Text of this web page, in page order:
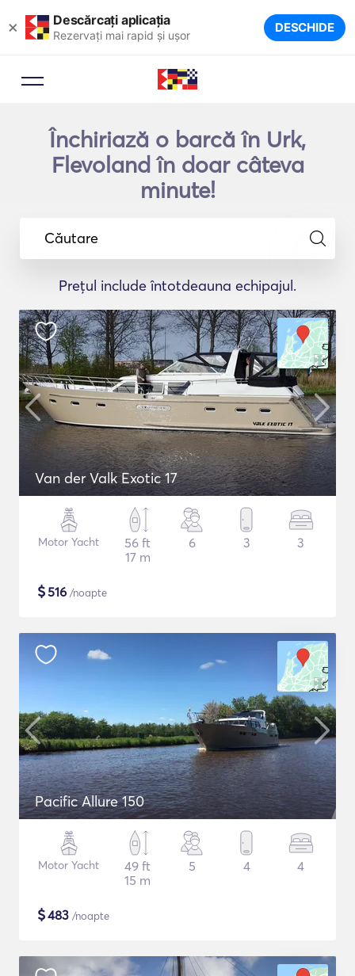
× Descărcați aplicația
Rezervați mai rapid și ușor DESCHIDE
Închiriază o barcă în Urk,
Flevoland în doar câteva
minute!
Căutare
Prețul include întotdeauna echipajul.
Van der Valk Exotic 17
Motor Yacht
56 ft
17 m
6 3 3
$516 /noapte
Pacific Allure 150
Motor Yacht
49 ft
15 m
5 4 4
$483 /noapte